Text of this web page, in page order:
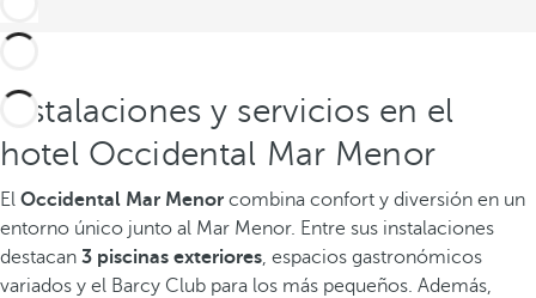
Instalaciones y servicios en el
hotel Occidental Mar Menor
El Occidental Mar Menor combina confort y diversión en un
entorno único junto al Mar Menor. Entre sus instalaciones
destacan 3 piscinas exteriores, espacios gastronómicos
variados y el Barcy Club para los más pequeños. Además,